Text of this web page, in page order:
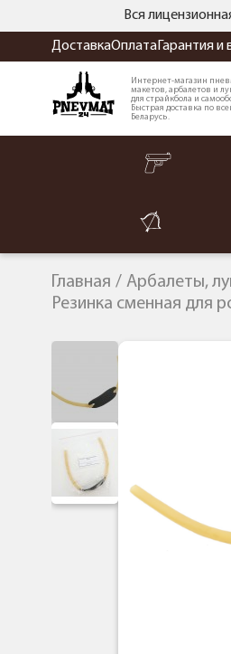
Вся
ДоставкаОплата Гарантия и
Интернет-магазин
макетов, арбалетов и
для страйкбола и
Быстрая доставка по
Беларусь.
Главная Арбалеты,
Резинка сменная для